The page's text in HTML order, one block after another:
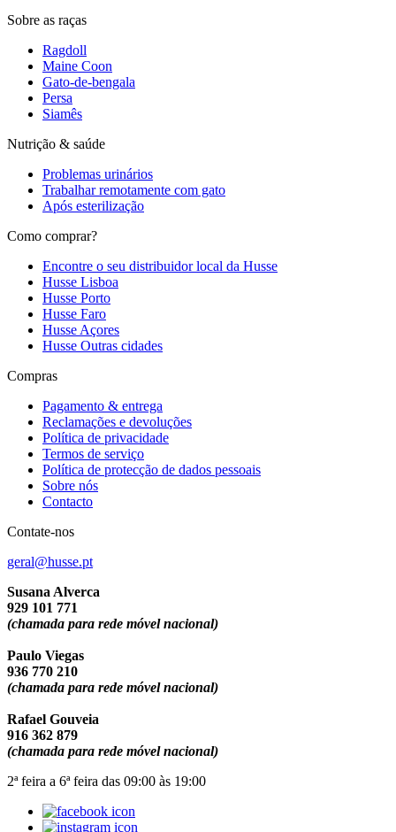
Sobre as raças
Ragdoll
Maine Coon
Gato-de-bengala
Persa
Siamês
Nutrição & saúde
Problemas urinários
Trabalhar remotamente com gato
Após esterilização
Como comprar?
Encontre o seu distribuidor local da Husse
Husse Lisboa
Husse Porto
Husse Faro
Husse Açores
Husse Outras cidades
Compras
Pagamento & entrega
Reclamações e devoluções
Política de privacidade
Termos de serviço
Política de protecção de dados pessoais
Sobre nós
Contacto
Contate-nos
geral@husse.pt
Susana Alverca
929 101 771
(chamada para rede móvel nacional)
Paulo Viegas
936 770 210
(chamada para rede móvel nacional)
Rafael Gouveia
916 362 879
(chamada para rede móvel nacional)
2ª feira a 6ª feira das 09:00 às 19:00